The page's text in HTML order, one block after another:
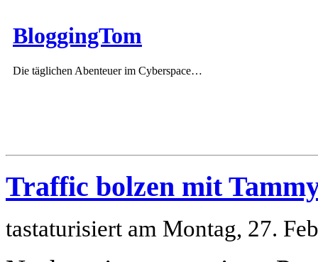
BloggingTom
Die täglichen Abenteuer im Cyberspace…
Traffic bolzen mit
tastaturisiert am Montag, 27.